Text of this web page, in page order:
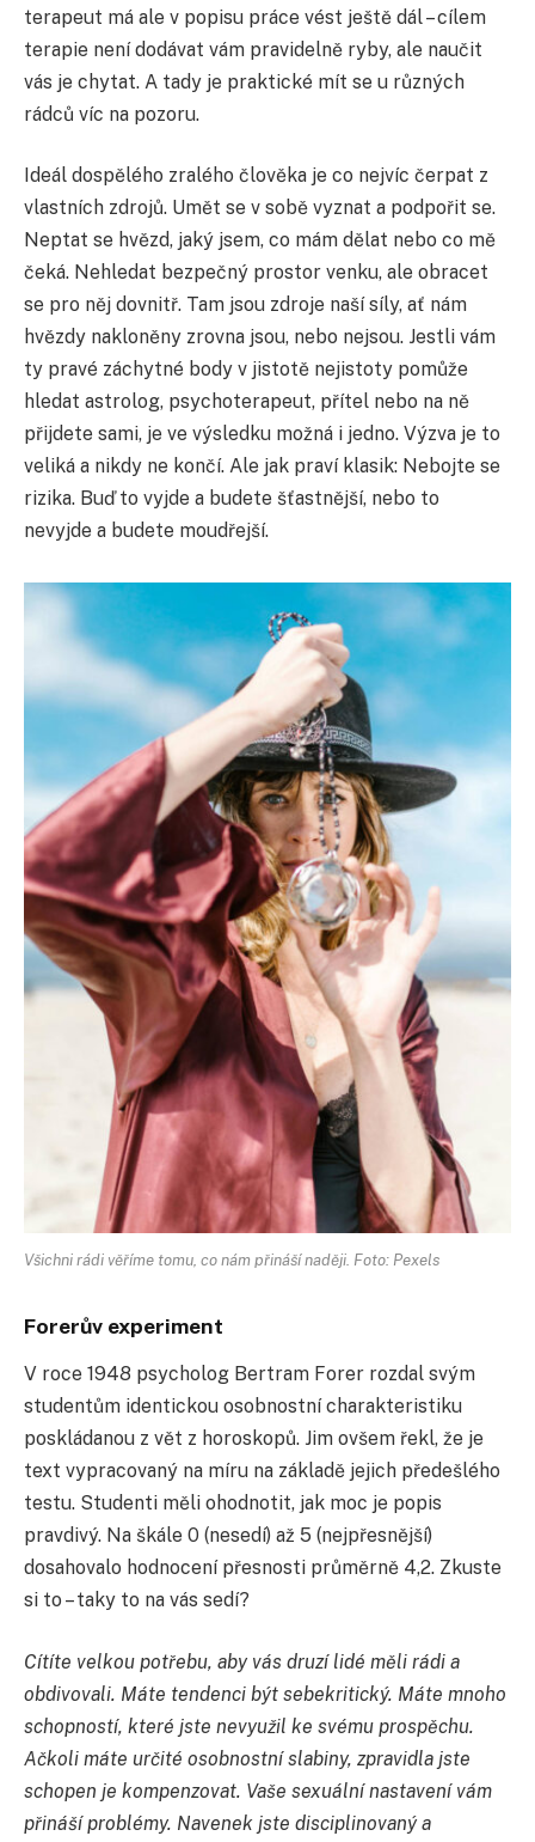
terapeut má ale v popisu práce vést ještě dál – cílem
terapie není dodávat vám pravidelně ryby, ale naučit
vás je chytat. A tady je praktické mít se u různých
rádců víc na pozoru.
Ideál dospělého zralého člověka je co nejvíc čerpat z
vlastních zdrojů. Umět se v sobě vyznat a podpořit se.
Neptat se hvězd, jaký jsem, co mám dělat nebo co mě
čeká. Nehledat bezpečný prostor venku, ale obracet
se pro něj dovnitř. Tam jsou zdroje naší síly, ať nám
hvězdy nakloněny zrovna jsou, nebo nejsou. Jestli vám
ty pravé záchytné body v jistotě nejistoty pomůže
hledat astrolog, psychoterapeut, přítel nebo na ně
přijdete sami, je ve výsledku možná i jedno. Výzva je to
veliká a nikdy ne končí. Ale jak praví klasik: Nebojte se
rizika. Buď to vyjde a budete šťastnější, nebo to
nevyjde a budete moudřejší.
Všichni rádi věříme tomu, co nám přináší naději. Foto: Pexels
Forerův experiment
V roce 1948 psycholog Bertram Forer rozdal svým
studentům identickou osobnostní charakteristiku
poskládanou z vět z horoskopů. Jim ovšem řekl, že je
text vypracovaný na míru na základě jejich předešlého
testu. Studenti měli ohodnotit, jak moc je popis
pravdivý. Na škále 0 (nesedí) až 5 (nejpřesnější)
dosahovalo hodnocení přesnosti průměrně 4,2. Zkuste
si to – taky to na vás sedí?
Cítíte velkou potřebu, aby vás druzí lidé měli rádi a
obdivovali. Máte tendenci být sebekritický. Máte mnoho
schopností, které jste nevyužil ke svému prospěchu.
Ačkoli máte určité osobnostní slabiny, zpravidla jste
schopen je kompenzovat. Vaše sexuální nastavení vám
přináší problémy. Navenek jste disciplinovaný a